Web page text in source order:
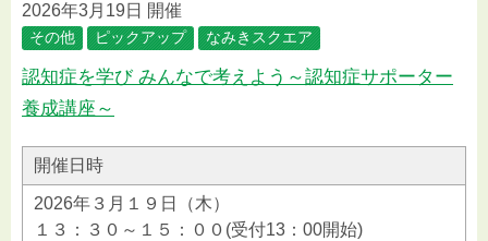
2026年3月19日 開催
その他 ピックアップ なみきスクエア
認知症を学び みんなで考えよう～認知症サポーター
養成講座～
開催日時
2026年３月１９日（木）
１３：３０～１５：００(受付13：00開始)